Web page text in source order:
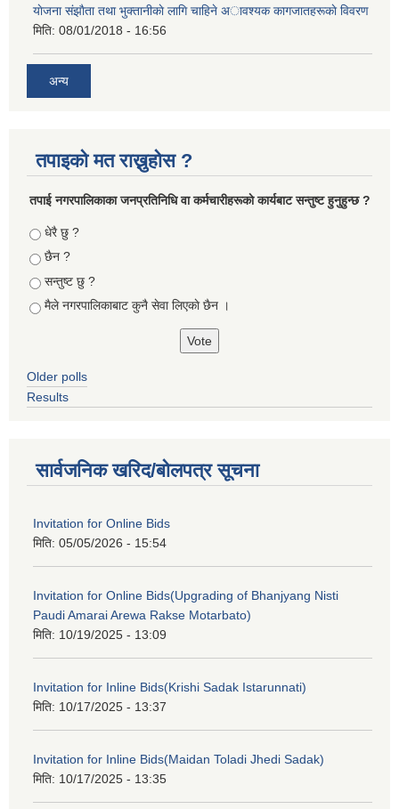
याेजना संझाैता तथा भुक्तानीकाे लागि चाहिने अावश्यक कागजातहरूकाे विवरण
मिति: 08/01/2018 - 16:56
अन्य
तपाइको मत राख्नुहोस ?
तपा‌ई नगरपालिकाका जनप्रतिनिधि वा कर्मचारीहरूकाे कार्यबाट सन्तुष्ट हुनुहुन्छ ?
Choices
धेरै छु ?
छैन ?
सन्तुष्ट छु ?
मैले नगरपालिकाबाट कुनै सेवा लिएकाे छैन ।
Older polls
Results
सार्वजनिक खरिद/बोलपत्र सूचना
Invitation for Online Bids
मिति: 05/05/2026 - 15:54
Invitation for Online Bids(Upgrading of Bhanjyang Nisti
Paudi Amarai Arewa Rakse Motarbato)
मिति: 10/19/2025 - 13:09
Invitation for Inline Bids(Krishi Sadak Istarunnati)
मिति: 10/17/2025 - 13:37
Invitation for Inline Bids(Maidan Toladi Jhedi Sadak)
मिति: 10/17/2025 - 13:35